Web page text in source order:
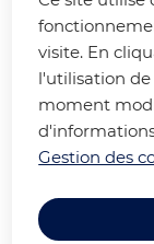
visite. En
l'utilisation de
moment
Gestion des
Centre
2026